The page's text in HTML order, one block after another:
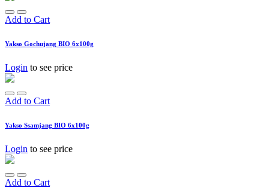
Add to Cart
Yakso Gochujang BIO 6x100g
Login to see price
Add to Cart
Yakso Ssamjang BIO 6x100g
Login to see price
Add to Cart